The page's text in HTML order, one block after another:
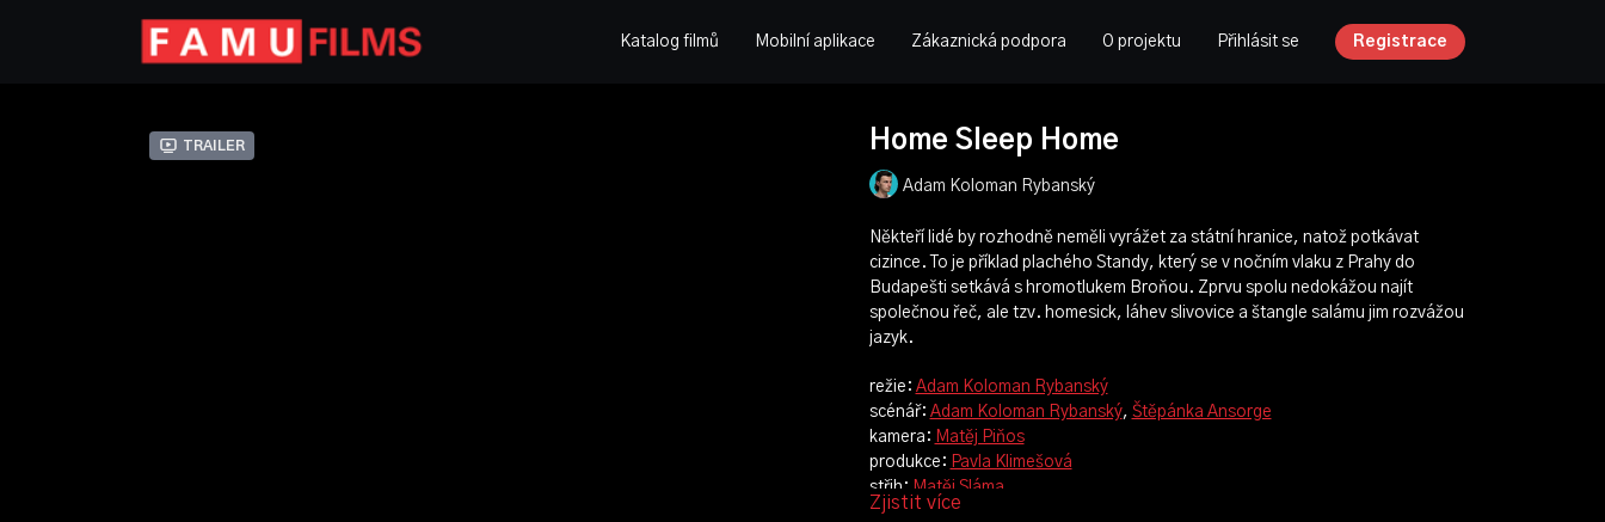
Katalog filmů Mobilní aplikace Zákaznická podpora O projektu Přihlásit se Registrace
Trailer Home Sleep Home
Adam Koloman Rybanský
Někteří lidé by rozhodně neměli vyrážet za státní hranice, natož potkávat
cizince. To je příklad plachého Standy, který se v nočním vlaku z Prahy do
Budapešti setkává s hromotlukem Broňou. Zprvu spolu nedokážou najít
společnou řeč, ale tzv. homesick, láhev slivovice a štangle salámu jim rozvážou
jazyk.
režie: Adam Koloman Rybanský
scénář: Adam Koloman Rybanský, Štěpánka Ansorge
kamera: Matěj Piňos
produkce: Pavla Klimešová
střih: Matěj Sláma
zvuk: Martin Kuhn
Zjistit více